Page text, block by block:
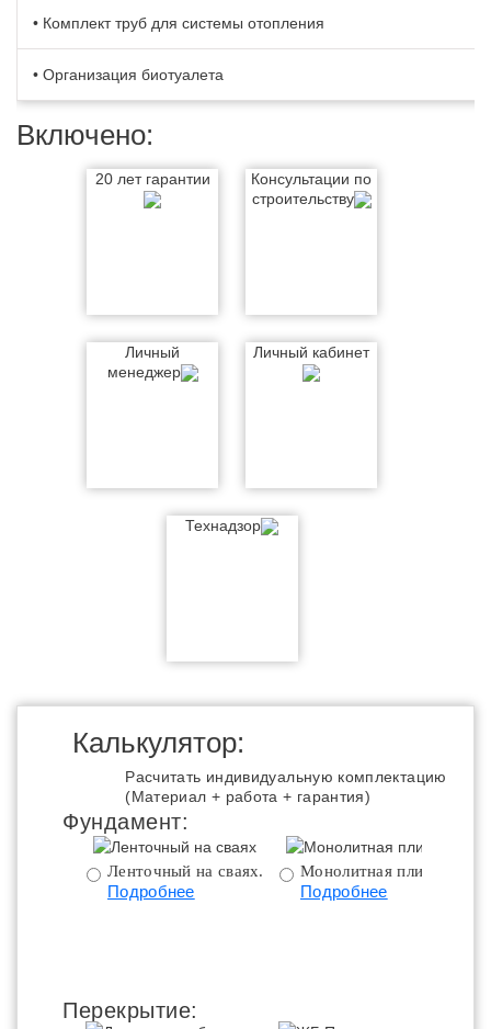
• Комплект труб для системы отопления
• Организация биотуалета
Включено:
20 лет гарантии
Консультации по
строительству
Личный
менеджер
Личный кабинет
Технадзор
Калькулятор:
Расчитать индивидуальную комплектацию
(Материал + работа + гарантия)
Фундамент:
Ленточный на сваях.
Подробнее
Монолитная плита.
Подробнее
Перекрытие: